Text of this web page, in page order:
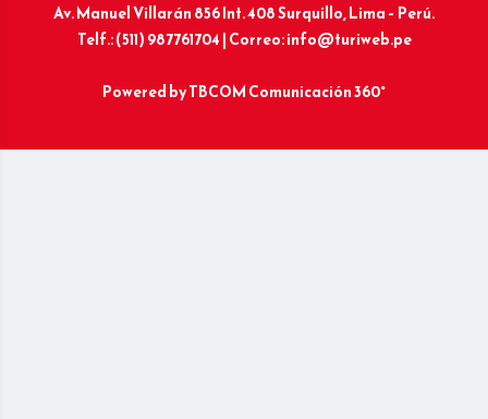
Av. Manuel Villarán 856 Int. 408 Surquillo, Lima – Perú.
Telf.: (511) 987761704 | Correo: info@turiweb.pe
Powered byTBCOM Comunicación 360°